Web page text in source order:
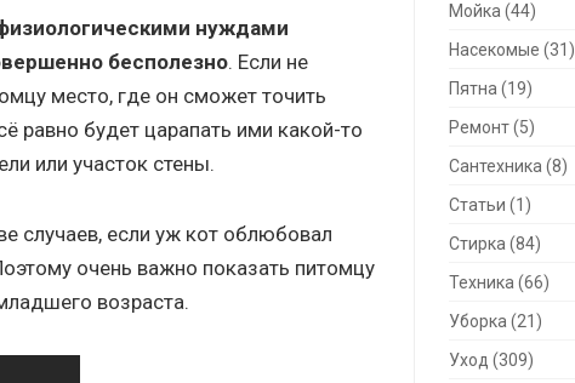
нуждами
бесполезно. Если не
место, где он сможет точить
равно будет царапать ими какой-то
или участок стены.
случаев, если уж кот облюбовал
очень важно показать питомцу
возраста.
Мойка (44)
Насекомые (31)
Пятна (19)
Ремонт(5)
Сантехника (8)
Статьи (1)
Стирка (84)
Техника (66)
Уборка (21)
Уход (309)